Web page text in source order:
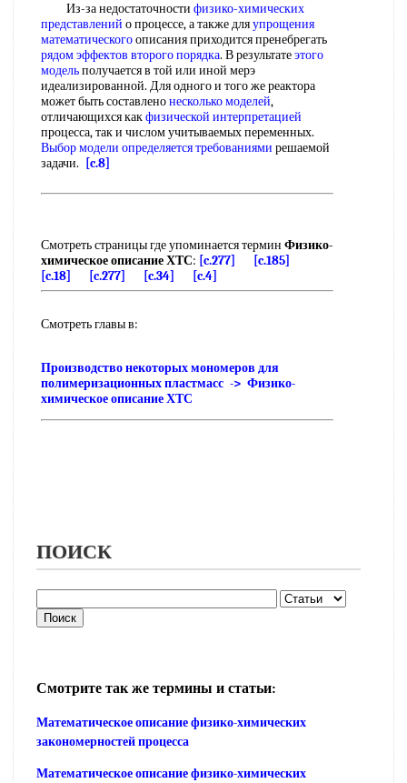
Из-за недостаточности физико-химических
представлений о процессе, а также дляупрощения
математическогоописания приходится пренебрегать
рядом эффектов второго порядка. В результатеэтого
модельполучается в той или иной мерэ
идеализированной. Для одного и того же реактора
может быть составленонесколько моделей,
отличающихся какфизической интерпретацией
процесса, так и числом учитываемых переменных.
Выбор модели определяется требованиями решаемой
задачи.
[c.8]
Смотреть страницы где упоминается термин Физико-
химическое описание ХТС: [c.277]
[c.185]
[c.18]
[c.277] [c.34] [c.4]
Смотреть главы в:
Производство некоторых мономеров для
полимеризационных пластмасс -> Физико-
химическое описание ХТС
ПОИСК
Смотрите так же термины и статьи:
Математическое описание физико-химических
закономерностей процесса
Математическое описание физико-химических